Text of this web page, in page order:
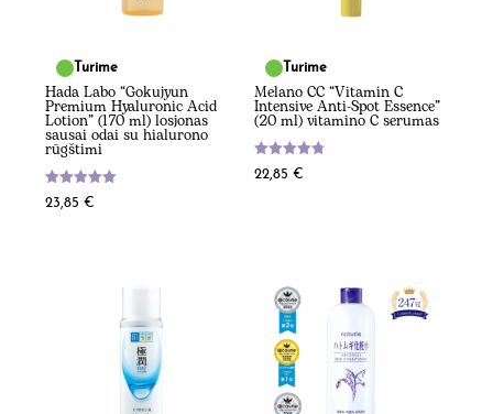
Turime
Hada Labo “Gokujyun
Premium Hyaluronic Acid
Lotion” (170 ml) losjonas
sausai odai su hialurono
rūgštimi
Įvertinimas:
5.00
23,85€
Turime
Melano CC “Vitamin C
Intensive Anti-Spot Essence”
(20 ml) vitamino C serumas
Įvertinimas
:22,85€